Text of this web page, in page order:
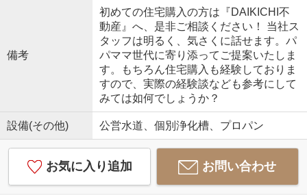
備考
初めての住宅購入の方は『DAIKICHI不
動産』へ、是非ご相談ください！ 当社ス
タッフは明るく、気さくに話せます。パ
パママ世代に寄り添ってご提案いたしま
す。もちろん住宅購入も経験しておりま
すので、実際の経験談なども参考にして
みては如何でしょうか？
設備(その他) 公営水道、個別浄化槽、プロパン
お気に入り追加 お問い合わせ